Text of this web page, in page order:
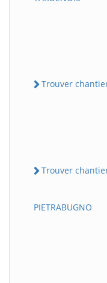
Trouver
Trouver
PIETRABUGNO